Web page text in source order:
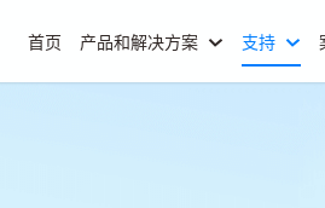
首页 产品和解决方案 支持